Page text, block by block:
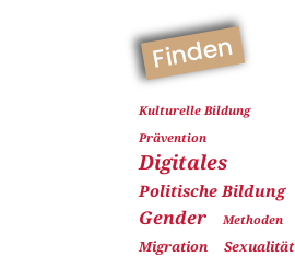
Finden
Kulturelle Bildung
Prävention
Digitales
Politische Bildung
Gender Methoden
Migration Sexualität